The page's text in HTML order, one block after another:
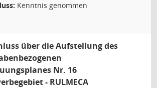
Kenntnis genommen
über die Aufstellung des
Nr. 16
- RULMECA